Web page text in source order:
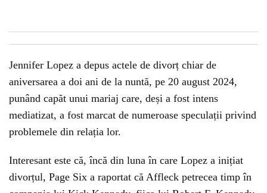
Jennifer Lopez a depus actele de divorț chiar de
aniversarea a doi ani de la nuntă, pe 20 august 2024,
punând capăt unui mariaj care, deși a fost intens
mediatizat, a fost marcat de numeroase speculații privind
problemele din relația lor.
Interesant este că, încă din luna în care Lopez a inițiat
divorțul, Page Six a raportat că Affleck petrecea timp în